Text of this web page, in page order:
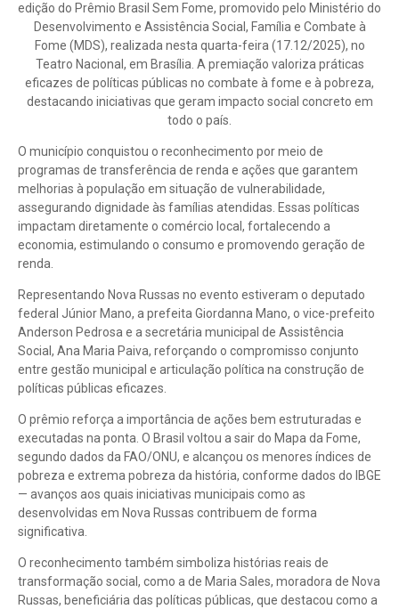
edição do Prêmio Brasil Sem Fome, promovido pelo Ministério do
Desenvolvimento e Assistência Social, Família e Combate à
Fome (MDS), realizada nesta quarta-feira (17.12/2025), no
Teatro Nacional, em Brasília. A premiação valoriza práticas
eficazes de políticas públicas no combate à fome e à pobreza,
destacando iniciativas que geram impacto social concreto em
todo o país.
O município conquistou o reconhecimento por meio de
programas de transferência de renda e ações que garantem
melhorias à população em situação de vulnerabilidade,
assegurando dignidade às famílias atendidas. Essas políticas
impactam diretamente o comércio local, fortalecendo a
economia, estimulando o consumo e promovendo geração de
renda.
Representando Nova Russas no evento estiveram o deputado
federal Júnior Mano, a prefeita Giordanna Mano, o vice-prefeito
Anderson Pedrosa e a secretária municipal de Assistência
Social, Ana Maria Paiva, reforçando o compromisso conjunto
entre gestão municipal e articulação política na construção de
políticas públicas eficazes.
O prêmio reforça a importância de ações bem estruturadas e
executadas na ponta. O Brasil voltou a sair do Mapa da Fome,
segundo dados da FAO/ONU, e alcançou os menores índices de
pobreza e extrema pobreza da história, conforme dados do IBGE
— avanços aos quais iniciativas municipais como as
desenvolvidas em Nova Russas contribuem de forma
significativa.
O reconhecimento também simboliza histórias reais de
transformação social, como a de Maria Sales, moradora de Nova
Russas, beneficiária das políticas públicas, que destacou como a